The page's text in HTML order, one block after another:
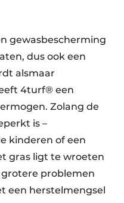
gewasbescherming
dus ook een
alsmaar
4turf® een
Zolang de
is –
kinderen of een
gras ligt te wroeten
grotere problemen
een herstelmengsel